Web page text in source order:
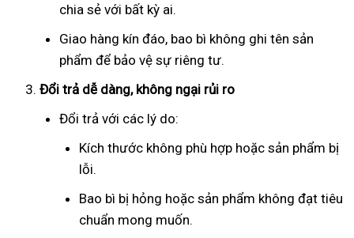
chia sẻ với bất kỳ ai.
Giao hàng kín đáo, bao bì không ghi tên sản
phẩm để bảo vệ sự riêng tư.
Đổi trả dễ dàng, không ngại rủi ro
Đổi trả với các lý do:
Kích thước không phù hợp hoặc sản phẩm bị
lỗi.
Bao bì bị hỏng hoặc sản phẩm không đạt tiêu
chuẩn mong muốn.